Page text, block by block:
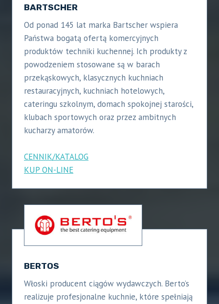
BARTSCHER
Od ponad 145 lat marka Bartscher wspiera
Państwa bogatą ofertą komercyjnych
produktów techniki kuchennej. Ich produkty z
powodzeniem stosowane są w barach
przekąskowych, klasycznych kuchniach
restauracyjnych, kuchniach hotelowych,
cateringu szkolnym, domach spokojnej starości,
klubach sportowych oraz przez ambitnych
kucharzy amatorów.
CENNIK/KATALOG
KUP ON-LINE
BERTOS
Włoski producent ciągów wydawczych. Berto’s
realizuje profesjonalne kuchnie, które spełniają